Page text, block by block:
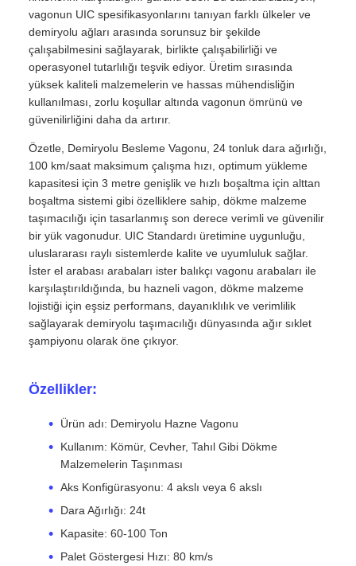
vagonun UIC spesifikasyonlarını tanıyan farklı ülkeler ve
demiryolu ağları arasında sorunsuz bir şekilde
çalışabilmesini sağlayarak, birlikte çalışabilirliği ve
operasyonel tutarlılığı teşvik ediyor. Üretim sırasında
yüksek kaliteli malzemelerin ve hassas mühendisliğin
kullanılması, zorlu koşullar altında vagonun ömrünü ve
güvenilirliğini daha da artırır.
Özetle, Demiryolu Besleme Vagonu, 24 tonluk dara ağırlığı,
100 km/saat maksimum çalışma hızı, optimum yükleme
kapasitesi için 3 metre genişlik ve hızlı boşaltma için alttan
boşaltma sistemi gibi özelliklere sahip, dökme malzeme
taşımacılığı için tasarlanmış son derece verimli ve güvenilir
bir yük vagonudur. UIC Standardı üretimine uygunluğu,
uluslararası raylı sistemlerde kalite ve uyumluluk sağlar.
İster el arabası arabaları ister balıkçı vagonu arabaları ile
karşılaştırıldığında, bu hazneli vagon, dökme malzeme
lojistiği için eşsiz performans, dayanıklılık ve verimlilik
sağlayarak demiryolu taşımacılığı dünyasında ağır sıklet
şampiyonu olarak öne çıkıyor.
Özellikler:
Ürün adı: Demiryolu Hazne Vagonu
Kullanım: Kömür, Cevher, Tahıl Gibi Dökme
Malzemelerin Taşınması
Aks Konfigürasyonu: 4 akslı veya 6 akslı
Dara Ağırlığı: 24t
Kapasite: 60-100 Ton
Palet Göstergesi Hızı: 80 km/s